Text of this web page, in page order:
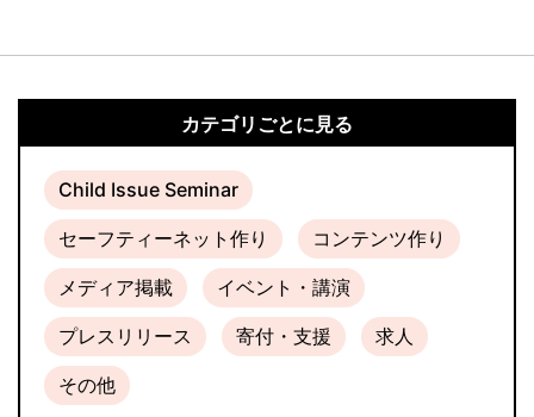
カテゴリごとに見る
Child Issue Seminar
セーフティーネット作り コンテンツ作り
メディア掲載 イベント・講演
プレスリリース 寄付・支援 求人
その他